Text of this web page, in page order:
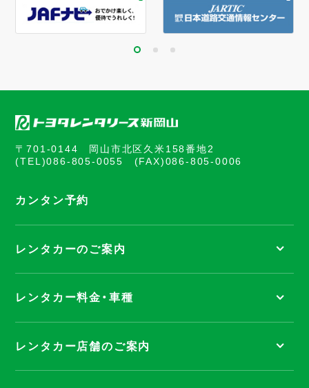
〒701-0144 岡山市北区久米158番地2
(TEL)086-805-0055 (FAX)086-805-0006
カンタン予約
レンタカーのご案内
レンタカー料金・車種
レンタカー店舗のご案内